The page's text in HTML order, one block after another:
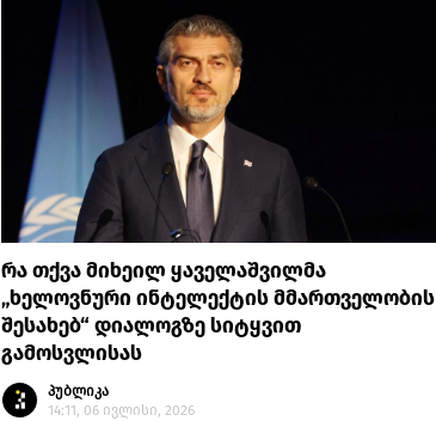
რა თქვა მიხეილ ყაველაშვილმა
„ხელოვნური ინტელექტის მმართველობის
შესახებ“ დიალოგზე სიტყვით
გამოსვლისას
პუბლიკა
14:11, 06 ივლისი, 2026